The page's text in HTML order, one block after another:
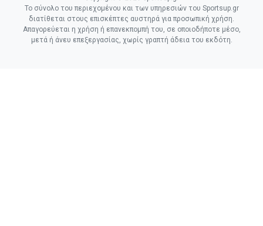
Το σύνολο του περιεχομένου και των υπηρεσιών του Sportsup.gr
διατίθεται στους επισκέπτες αυστηρά για προσωπική χρήση.
Απαγορεύεται η χρήση ή επανεκπομπή του, σε οποιοδήποτε μέσο,
μετά ή άνευ επεξεργασίας, χωρίς γραπτή άδεια του εκδότη.